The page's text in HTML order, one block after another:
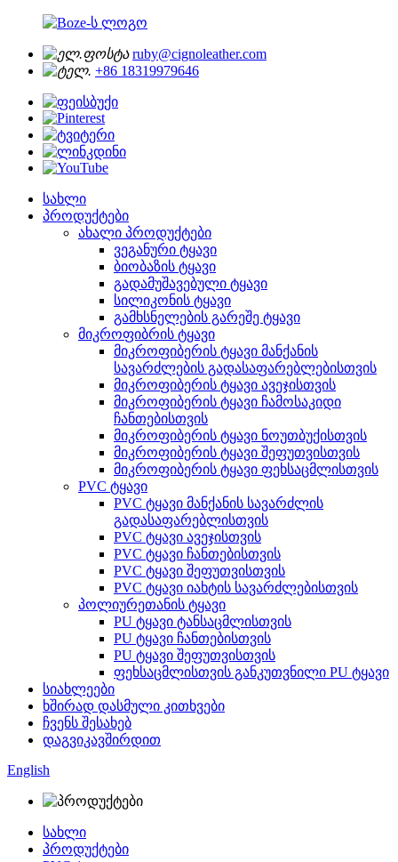
ruby@cignoleather.com
+86 18319979646
სახლი
პროდუქტები
ახალი პროდუქტები
ვეგანური ტყავი
ბიობაზის ტყავი
გადამუშავებული ტყავი
სილიკონის ტყავი
გამხსნელების გარეშე ტყავი
მიკროფიბრის ტყავი
მიკროფიბერის ტყავი მანქანის
სავარძლების გადასაფარებლებისთვის
მიკროფიბერის ტყავი ავეჯისთვის
მიკროფიბერის ტყავი ჩამოსაკიდი
ჩანთებისთვის
მიკროფიბერის ტყავი ნოუთბუქისთვის
მიკროფიბერის ტყავი შეფუთვისთვის
მიკროფიბერის ტყავი ფეხსაცმლისთვის
PVC ტყავი
PVC ტყავი მანქანის სავარძლის
გადასაფარებლისთვის
PVC ტყავი ავეჯისთვის
PVC ტყავი ჩანთებისთვის
PVC ტყავი შეფუთვისთვის
PVC ტყავი იახტის სავარძლებისთვის
პოლიურეთანის ტყავი
PU ტყავი ტანსაცმლისთვის
PU ტყავი ჩანთებისთვის
PU ტყავი შეფუთვისთვის
ფეხსაცმლისთვის განკუთვნილი PU ტყავი
სიახლეები
ხშირად დასმული კითხვები
ჩვენს შესახებ
დაგვიკავშირდით
English
სახლი
პროდუქტები